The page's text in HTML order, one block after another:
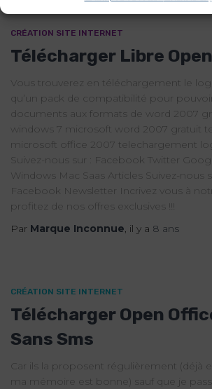
CRÉATION SITE INTERNET
Télécharger Libre
Vous trouverez en téléchargement le
qu’un pack de compatibilité pour pouvoir
documents aux formats de word 2007
windows 7 microsoft word 2007 gratuit
microsoft office 2007 telechargement
Suivez-nous sur : Facebook Twitter
Windows Mac Saas Articles Suivez-nous
Facebook Newsletter Incrivez vous à
profitez de nos offres exclusives !!!
Par Marque Inconnue, il y a 8 ans
CRÉATION SITE INTERNET
Télécharger Open
Sans Sms
Car ils la proposent régulièrement (déjà
ma mémoire est bonne) sauf que je